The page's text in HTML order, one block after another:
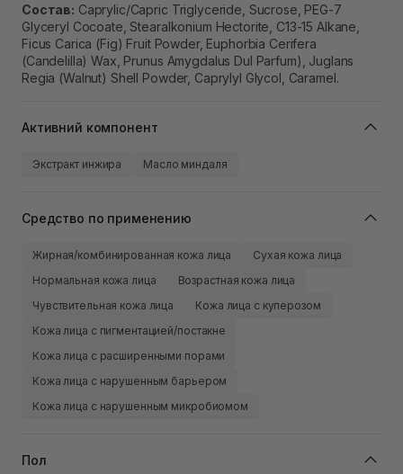
Состав: Caprylic/Capric Triglyceride, Sucrose, PEG-7
Glyceryl Cocoate, Stearalkonium Hectorite, C13-15 Alkane,
Ficus Carica (Fig) Fruit Powder, Euphorbia Cerifera
(Candelilla) Wax, Prunus Amygdalus Dul Parfum), Juglans
Regia (Walnut) Shell Powder, Caprylyl Glycol, Caramel.
Активний компонент
Экстракт инжира Масло миндаля
Средство по применению
Жирная/комбинированная кожа лица
Сухая кожа лица
Нормальная кожа лица
Возрастная кожа лица
Чувствительная кожа лица
Кожа лица с куперозом
Кожа лица с пигментацией/постакне
Кожа лица с расширенными порами
Кожа лица с нарушенным барьером
Кожа лица с нарушенным микробиомом
Пол